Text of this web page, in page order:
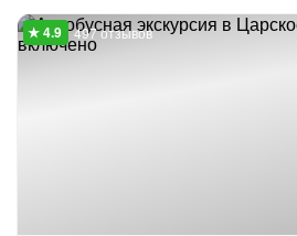
497 отзывов